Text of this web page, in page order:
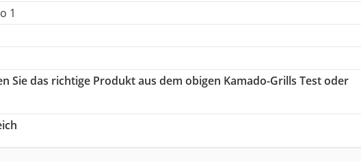
1
Sie das richtige Produkt aus dem obigen Kamado-Grills Test oder